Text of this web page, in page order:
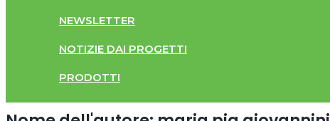
NEWSLETTER
NOTIZIE DAI PROGETTI
PRODOTTI